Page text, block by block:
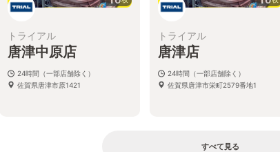
トライアル
唐津中原店
24時間（一部店舗除く）
佐賀県唐津市原1421
トライアル
唐津店
24時間（一部店舗除く）
佐賀県唐津市栄町2579番地1
すべて見る